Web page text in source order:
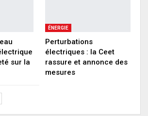
sur la
ÉNERGIE
Perturbations
électriques : la Ceet
rassure et annonce des
mesures